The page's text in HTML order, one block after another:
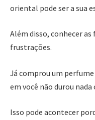
oriental pode ser a sua
Além disso, conhecer
frustrações.
Já comprou um
em você não durou
Isso pode acontecer